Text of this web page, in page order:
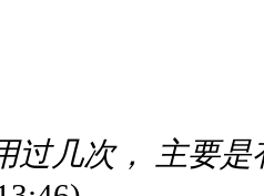
过几次， 主要